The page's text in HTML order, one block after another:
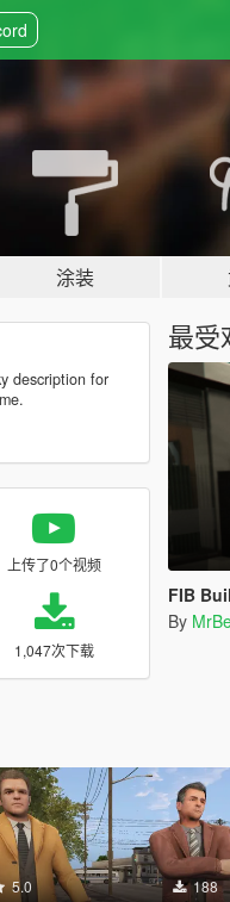
涂装
description for
上传了0个视频
1,047次下载
最受
FIB
By
5.0 188